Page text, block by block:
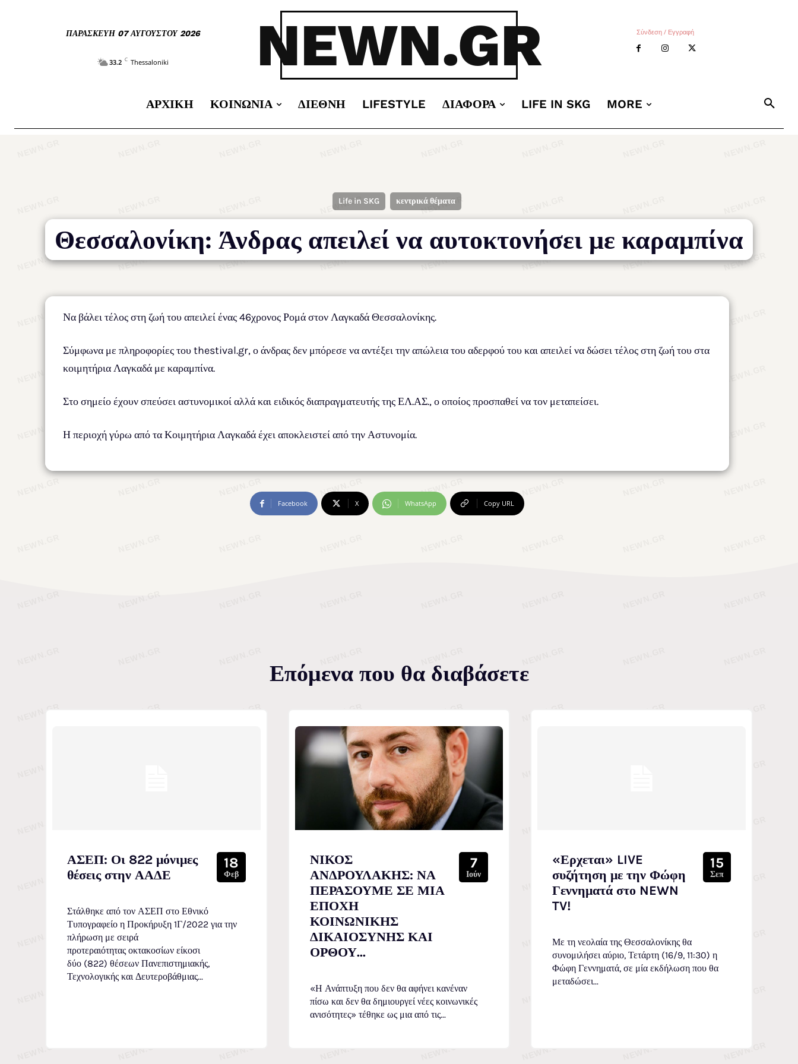
ΠΑΡΑΣΚΕΥΉ 07 ΑΥΓΟΎΣΤΟΥ 2026
33.2 C Thessaloniki NEWN.GR Σύνδεση / Εγγραφή
ΑΡΧΙΚΉ ΚΟΙΝΩΝΊΑ ΔΙΕΘΝΉ LIFESTYLE ΔΙΆΦΟΡΑ LIFE IN SKG MORE
Life in SKG κεντρικά θέματα
Θεσσαλονίκη: Άνδρας απειλεί να αυτοκτονήσει με καραμπίνα
Να βάλει τέλος στη ζωή του απειλεί ένας 46χρονος Ρομά στον Λαγκαδά Θεσσαλονίκης.
Σύμφωνα με πληροφορίες του thestival.gr, ο άνδρας δεν μπόρεσε να αντέξει την απώλεια του αδερφού του και απειλεί να δώσει τέλος στη ζωή του στα
κοιμητήρια Λαγκαδά με καραμπίνα.
Στο σημείο έχουν σπεύσει αστυνομικοί αλλά και ειδικός διαπραγματευτής της ΕΛ.ΑΣ., ο οποίος προσπαθεί να τον μεταπείσει.
Η περιοχή γύρω από τα Κοιμητήρια Λαγκαδά έχει αποκλειστεί από την Αστυνομία.
Facebook X WhatsApp Copy URL
Επόμενα που θα διαβάσετε
ΑΣΕΠ: Οι 822 μόνιμες
θέσεις στην ΑΑΔΕ
18
Φεβ
Στάλθηκε από τον ΑΣΕΠ στο Εθνικό
Τυπογραφείο η Προκήρυξη 1Γ/2022 για την
πλήρωση με σειρά
προτεραιότητας οκτακοσίων είκοσι
δύο (822) θέσεων Πανεπιστημιακής,
Τεχνολογικής και Δευτεροβάθμιας...
ΝΙΚΟΣ
ΑΝΔΡΟΥΛΑΚΗΣ: ΝΑ
ΠΕΡΑΣΟΥΜΕ ΣΕ ΜΙΑ
ΕΠΟΧΗ
ΚΟΙΝΩΝΙΚΗΣ
ΔΙΚΑΙΟΣΥΝΗΣ ΚΑΙ
ΟΡΘΟΥ...
7
Ιούν
«Η Ανάπτυξη που δεν θα αφήνει κανέναν
πίσω και δεν θα δημιουργεί νέες κοινωνικές
ανισότητες» τέθηκε ως μια από τις...
«Ερχεται» LIVE
συζήτηση με την Φώφη
Γεννηματά στο NEWN
TV!
15
Σεπ
Με τη νεολαία της Θεσσαλονίκης θα
συνομιλήσει αύριο, Τετάρτη (16/9, 11:30) η
Φώφη Γεννηματά, σε μία εκδήλωση που θα
μεταδώσει...